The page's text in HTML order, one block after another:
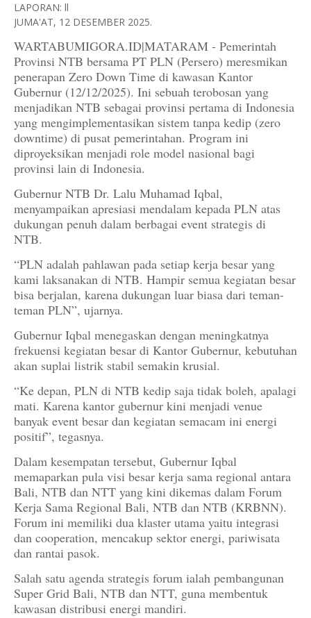
LAPORAN: ll
JUMA'AT, 12 DESEMBER 2025.
WARTABUMIGORA.ID|MATARAM - Pemerintah
Provinsi NTB bersama PT PLN (Persero) meresmikan
penerapan Zero Down Time di kawasan Kantor
Gubernur (12/12/2025). Ini sebuah terobosan yang
menjadikan NTB sebagai provinsi pertama di Indonesia
yang mengimplementasikan sistem tanpa kedip (zero
downtime) di pusat pemerintahan. Program ini
diproyeksikan menjadi role model nasional bagi
provinsi lain di Indonesia.
Gubernur NTB Dr. Lalu Muhamad Iqbal,
menyampaikan apresiasi mendalam kepada PLN atas
dukungan penuh dalam berbagai event strategis di
NTB.
“PLN adalah pahlawan pada setiap kerja besar yang
kami laksanakan di NTB. Hampir semua kegiatan besar
bisa berjalan, karena dukungan luar biasa dari teman-
teman PLN”, ujarnya.
Gubernur Iqbal menegaskan dengan meningkatnya
frekuensi kegiatan besar di Kantor Gubernur, kebutuhan
akan suplai listrik stabil semakin krusial.
“Ke depan, PLN di NTB kedip saja tidak boleh, apalagi
mati. Karena kantor gubernur kini menjadi venue
banyak event besar dan kegiatan semacam ini energi
positif”, tegasnya.
Dalam kesempatan tersebut, Gubernur Iqbal
memaparkan pula visi besar kerja sama regional antara
Bali, NTB dan NTT yang kini dikemas dalam Forum
Kerja Sama Regional Bali, NTB dan NTB (KRBNN).
Forum ini memiliki dua klaster utama yaitu integrasi
dan cooperation, mencakup sektor energi, pariwisata
dan rantai pasok.
Salah satu agenda strategis forum ialah pembangunan
Super Grid Bali, NTB dan NTT, guna membentuk
kawasan distribusi energi mandiri.